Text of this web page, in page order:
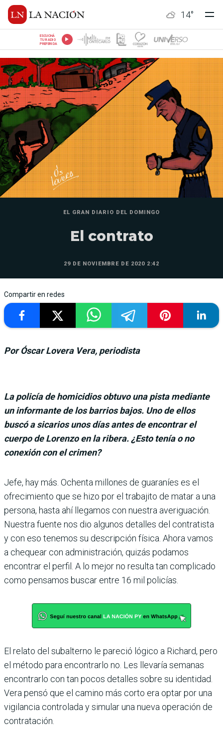
14°
ESCUCHÁ
TU RADIO
PREFERIDA
EL GRAN DIARIO DEL DOMINGO
El contrato
29 DE NOVIEMBRE DE 2020 2:42
Compartir en redes
Por Óscar Lovera Vera, periodista
La policía de homicidios obtuvo una pista mediante
un informante de los barrios bajos. Uno de ellos
buscó a sicarios unos días antes de encontrar el
cuerpo de Lorenzo en la ribera. ¿Esto tenía o no
conexión con el crimen?
Jefe, hay más. Ochenta millones de guaraníes es el
ofrecimiento que se hizo por el trabajito de matar a una
persona, hasta ahí llegamos con nuestra averiguación.
Nuestra fuente nos dio algunos detalles del contratista
y con eso tenemos su descripción física. Ahora vamos
a chequear con administración, quizás podamos
encontrar el perfil. A lo mejor no resulta tan complicado
como pensamos buscar entre 16 mil policías.
El relato del subalterno le pareció lógico a Richard, pero
el método para encontrarlo no. Les llevaría semanas
encontrarlo con tan pocos detalles sobre su identidad.
Vera pensó que el camino más corto era optar por una
vigilancia controlada y simular una nueva operación de
contratación.